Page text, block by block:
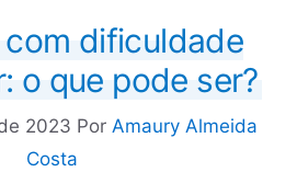
dificuldade
o que pode ser?
2023 Por Amaury Almeida
Costa